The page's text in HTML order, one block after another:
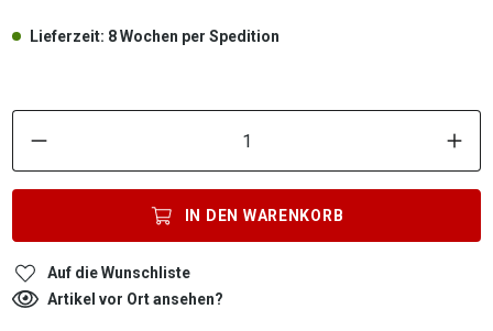
Lieferzeit: 8 Wochen per Spedition
IN DEN WARENKORB
Auf die Wunschliste
Artikel vor Ort ansehen?